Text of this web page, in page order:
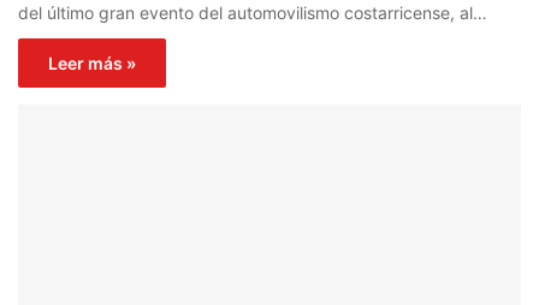
del último gran evento del automovilismo costarricense, al…
Leer más »